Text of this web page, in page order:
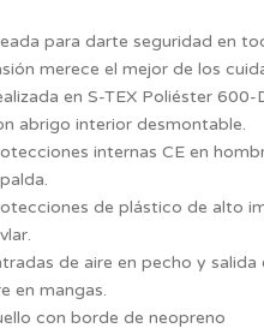
para darte seguridad en
merece el mejor de los
en S-TEX Poliéster 600-
abrigo interior
internas CE en
de plástico de alto
de aire en pecho y salida
en mangas.
con borde de neopreno